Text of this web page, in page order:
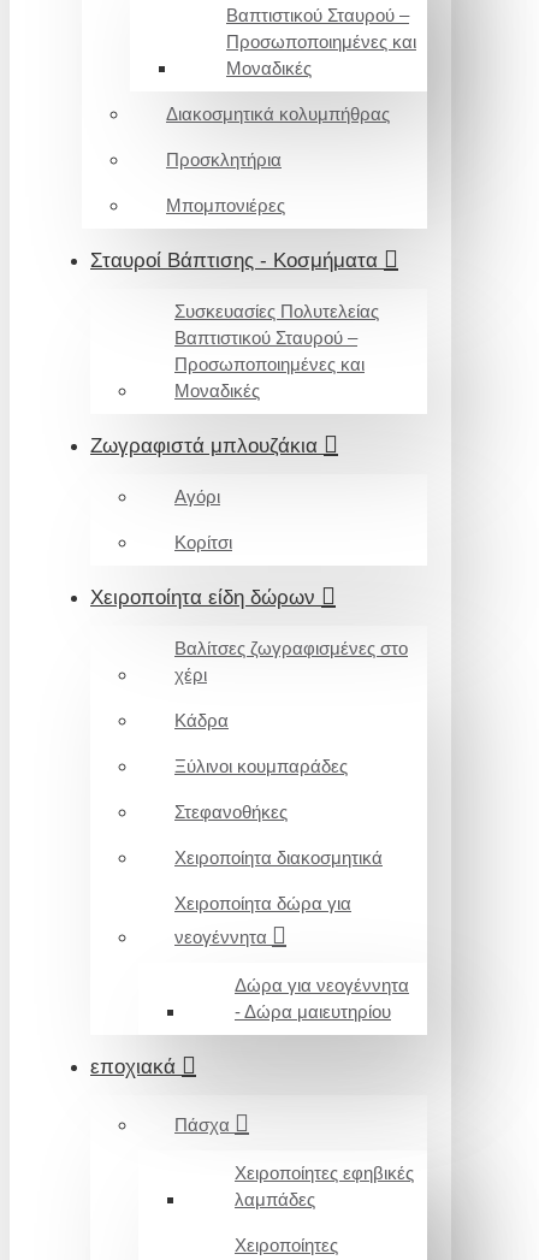
Βαπτιστικού Σταυρού –
Προσωποποιημένες και
Μοναδικές
Διακοσμητικά κολυμπήθρας
Προσκλητήρια
Μπομπονιέρες
Σταυροί Βάπτισης - Κοσμήματα
Συσκευασίες Πολυτελείας
Βαπτιστικού Σταυρού –
Προσωποποιημένες και
Μοναδικές
Ζωγραφιστά μπλουζάκια
Αγόρι
Κορίτσι
Χειροποίητα είδη δώρων
Βαλίτσες ζωγραφισμένες στο
χέρι
Κάδρα
Ξύλινοι κουμπαράδες
Στεφανοθήκες
Χειροποίητα διακοσμητικά
Χειροποίητα δώρα για
νεογέννητα
Δώρα για νεογέννητα
- Δώρα μαιευτηρίου
εποχιακά
Πάσχα
Χειροποίητες εφηβικές
λαμπάδες
Χειροποίητες